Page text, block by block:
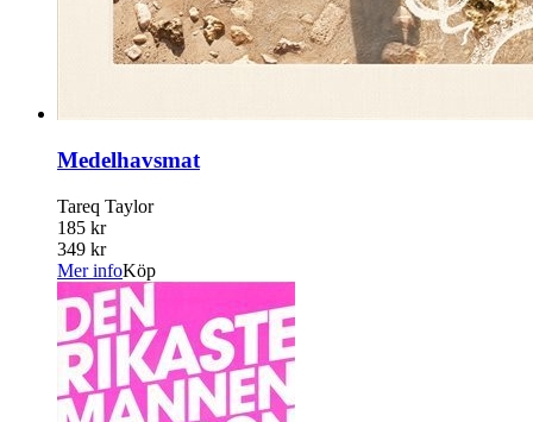
Medelhavsmat
Tareq Taylor
185 kr
349 kr
Mer infoKöp